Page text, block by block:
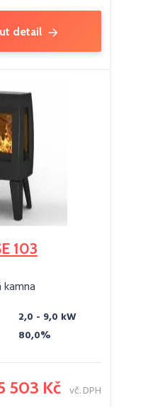
detail
103
2,0 - 9,0 kW
80,0%
503 Kč vč. DPH